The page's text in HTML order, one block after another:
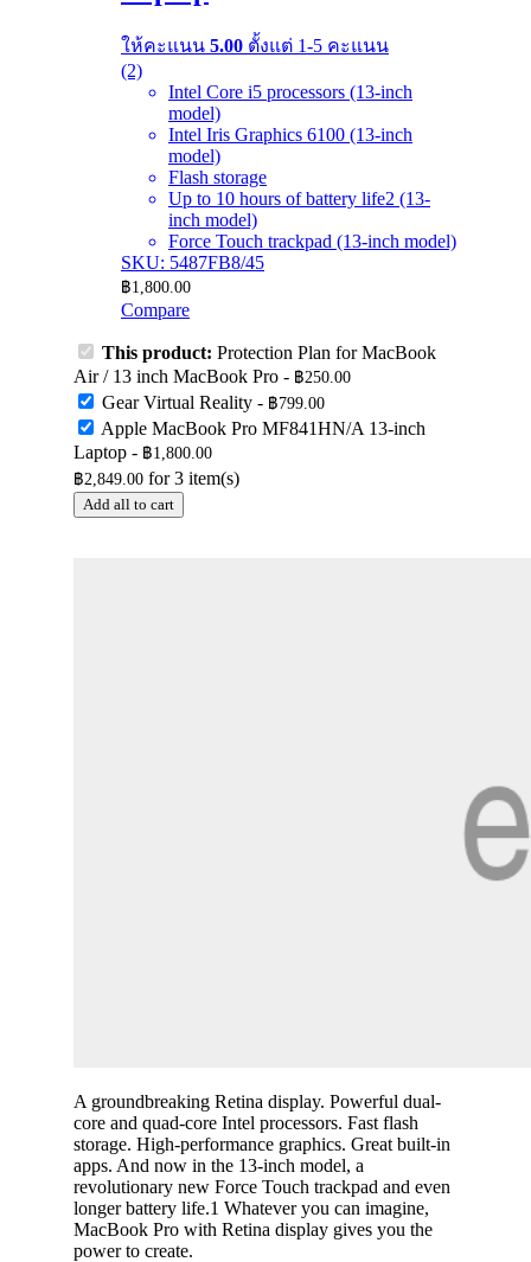
ให้คะแนน 5.00 ตั้งแต่ 1-5 คะแนน
(2)
Intel Core i5 processors (13-inch
model)
Intel Iris Graphics 6100 (13-inch
model)
Flash storage
Up to 10 hours of battery life2 (13-
inch model)
Force Touch trackpad (13-inch model)
SKU: 5487FB8/45
฿1,800.00
Compare
This product: Protection Plan for MacBook
Air / 13 inch MacBook Pro - ฿250.00
Gear Virtual Reality - ฿799.00
Apple MacBook Pro MF841HN/A 13-inch
Laptop - ฿1,800.00
฿2,849.00 for3 item(s)
Add all to cart
A groundbreaking Retina display. Powerful dual-
core and quad-core Intel processors. Fast flash
storage. High-performance graphics. Great built-in
apps. And now in the 13-inch model, a
revolutionary new Force Touch trackpad and even
longer battery life.1 Whatever you can imagine,
MacBook Pro with Retina display gives you the
power to create.